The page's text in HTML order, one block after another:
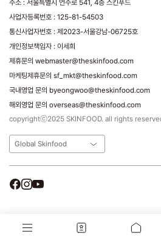
주소 : 서울특별시 언주로 541, 4층 스킨푸드
사업자등록번호 : 125-81-54503
통신사업자번호 : 제2023-서울강남-06725호
개인정보책임자 : 이세희
제휴문의 webmaster@theskinfood.com
마케팅제휴문의 sf_mkt@theskinfood.com
국내영업 문의 byeongwoo@theskinfood.com
해외영업 문의 overseas@theskinfood.com
copyrightⓒ2025 SKINFOOD. all rights
Global Skinfood